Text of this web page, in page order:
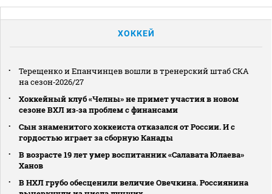
ХОККЕЙ
Терещенко и Епанчинцев вошли в тренерский штаб СКА
на сезон‑2026/27
Хоккейный клуб «Челны» не примет участия в новом
сезоне ВХЛ из‑за проблем с финансами
Сын знаменитого хоккеиста отказался от России. И с
гордостью играет за сборную Канады
В возрасте 19 лет умер воспитанник «Салавата Юлаева»
Ханов
В НХЛ грубо обесценили величие Овечкина. Россиянина